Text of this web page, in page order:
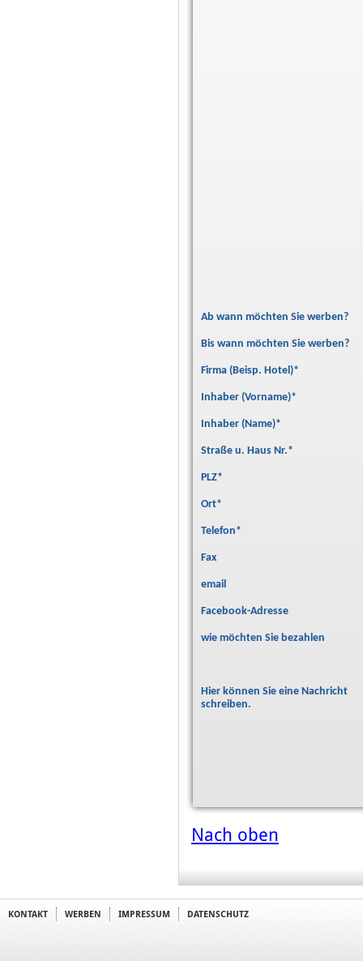
Ab wann möchten Sie werben?
Bis wann möchten Sie werben?
Firma (Beisp. Hotel)*
Inhaber (Vorname)*
Inhaber (Name)*
Straße u. Haus Nr.*
PLZ*
Ort*
Telefon*
Fax
email
Facebook-Adresse
wie möchten Sie bezahlen
Hier können Sie eine Nachricht
schreiben.
Nach oben
KONTAKT WERBEN IMPRESSUM DATENSCHUTZ